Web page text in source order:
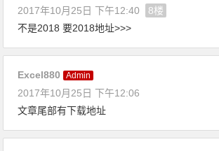
2017年10月25日 下午12:40
8楼
不是2018 要2018地址>>>
Excel880 Admin
2017年10月25日 下午12:06
文章尾部有下载地址